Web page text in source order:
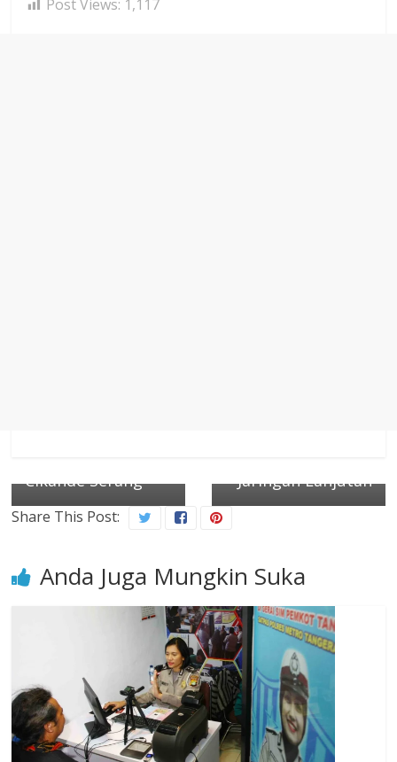
Post Views: 1,117
Cikande Serang
Jaringan Lanjutan
Share This Post:
Anda Juga Mungkin Suka